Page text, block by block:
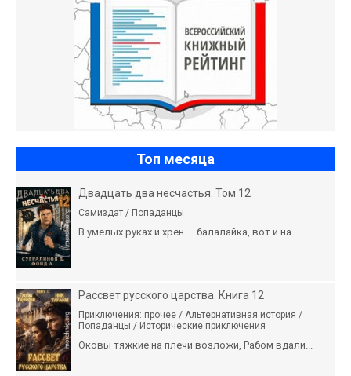
Топ месяца
Двадцать два несчастья. Том 12
Самиздат / Попаданцы
В умелых руках и хрен — балалайка, вот и на...
Рассвет русского царства. Книга 12
Приключения: прочее / Альтернативная история /
Попаданцы / Исторические приключения
Оковы тяжкие на плечи возложи, Рабом вдали...